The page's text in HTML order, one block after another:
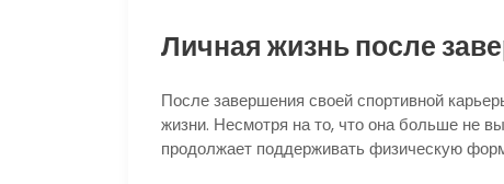
Личная жизнь после
После завершения своей спортивной
жизни. Несмотря на то, что она больше не
продолжает поддерживать физическую